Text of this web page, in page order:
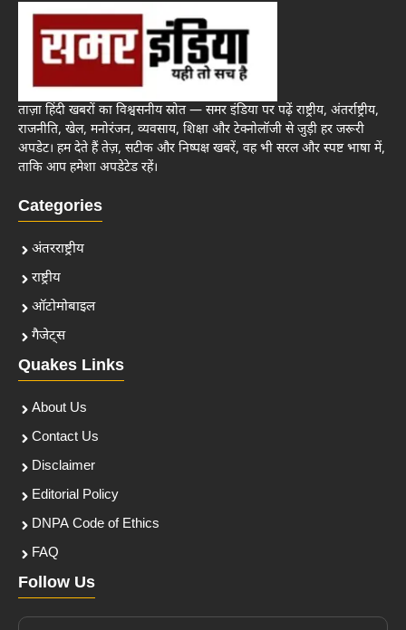
ताज़ा हिंदी खबरों का विश्वसनीय स्रोत — समर इंडिया पर पढ़ें राष्ट्रीय, अंतर्राष्ट्रीय,
राजनीति, खेल, मनोरंजन, व्यवसाय, शिक्षा और टेक्नोलॉजी से जुड़ी हर जरूरी
अपडेट। हम देते हैं तेज़, सटीक और निष्पक्ष खबरें, वह भी सरल और स्पष्ट भाषा में,
ताकि आप हमेशा अपडेटेड रहें।
Categories
अंतरराष्ट्रीय
राष्ट्रीय
ऑटोमोबाइल
गैजेट्स
Quakes Links
About Us
Contact Us
Disclaimer
Editorial Policy
DNPA Code of Ethics
FAQ
Follow Us